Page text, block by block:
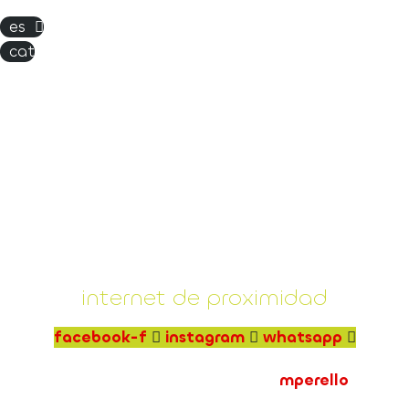
es
cat
internet de proximidad
facebook-f instagram whatsapp
mperello